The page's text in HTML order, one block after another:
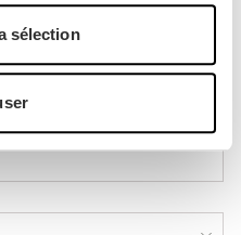
sélection